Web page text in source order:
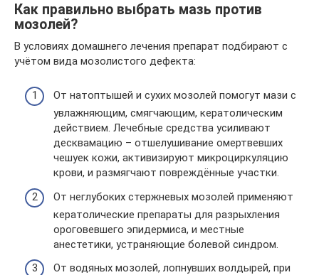
Как правильно выбрать мазь против
мозолей?
В условиях домашнего лечения препарат подбирают с
учётом вида мозолистого дефекта:
От натоптышей и сухих мозолей помогут мази с
увлажняющим, смягчающим, кератолическим
действием. Лечебные средства усиливают
десквамацию – отшелушивание омертвевших
чешуек кожи, активизируют микроциркуляцию
крови, и размягчают повреждённые участки.
От неглубоких стержневых мозолей применяют
кератолические препараты для разрыхления
ороговевшего эпидермиса, и местные
анестетики, устраняющие болевой синдром.
От водяных мозолей, лопнувших волдырей, при